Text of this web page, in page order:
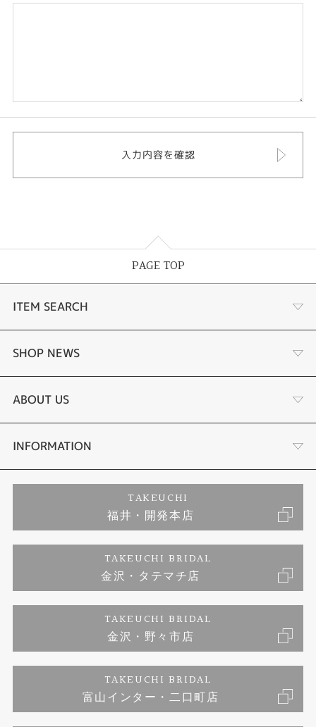
PAGE TOP
ITEM SEARCH
婚約指輪
結婚指輪
セットリング
エタニティリング
婚約ネックレス
SHOP NEWS
サプライズプロポーズ相談室
ダイヤモンドカッターブランド
アフターメンテナンス
富山指輪工房｜手作りペアリング
富山指輪工房｜手作り結婚指輪 and 婚約指輪
富山指輪工房｜手作り婚約指輪プロポーズプラン
ABOUT US
店舗情報
お問い合わせ
INFORMATION
プライバシーポリシー
TAKEUCHI
福井・開発本店
TAKEUCHI BRIDAL
金沢・タテマチ店
TAKEUCHI BRIDAL
金沢・野々市店
TAKEUCHI BRIDAL
富山インター・二口町店